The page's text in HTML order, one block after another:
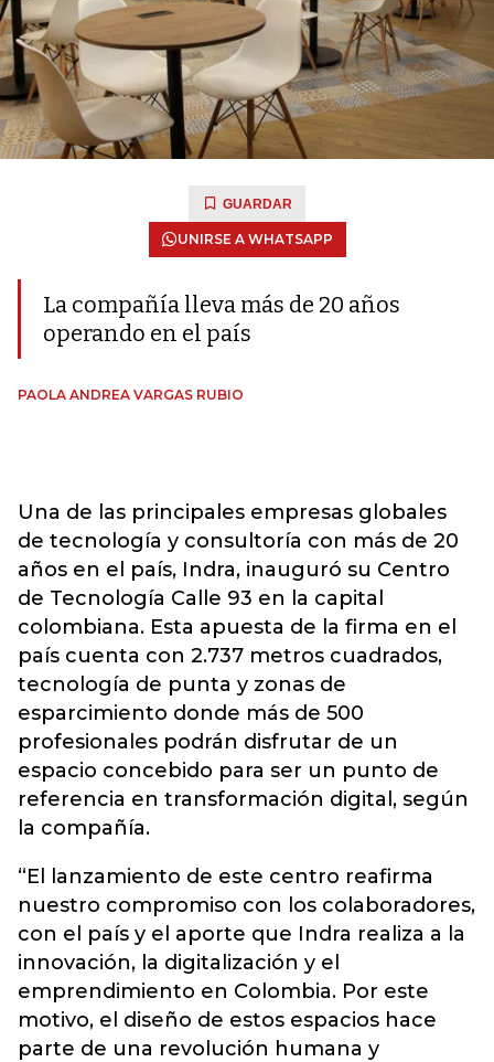
GUARDAR
UNIRSE A WHATSAPP
La compañía lleva más de 20 años
operando en el país
PAOLA ANDREA VARGAS RUBIO
Una de las principales empresas globales
de tecnología y consultoría con más de 20
años en el país, Indra, inauguró su Centro
de Tecnología Calle 93 en la capital
colombiana. Esta apuesta de la firma en el
país cuenta con 2.737 metros cuadrados,
tecnología de punta y zonas de
esparcimiento donde más de 500
profesionales podrán disfrutar de un
espacio concebido para ser un punto de
referencia en transformación digital, según
la compañía.
“El lanzamiento de este centro reafirma
nuestro compromiso con los colaboradores,
con el país y el aporte que Indra realiza a la
innovación, la digitalización y el
emprendimiento en Colombia. Por este
motivo, el diseño de estos espacios hace
parte de una revolución humana y